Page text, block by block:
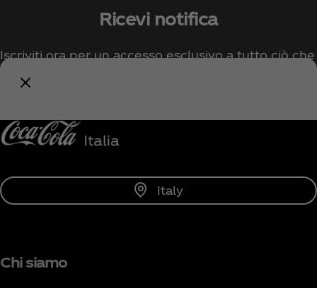
Ricevi notifica
Iscriviti ora per un accesso esclusivo a tutto ciò che
Italy
Chi siamo